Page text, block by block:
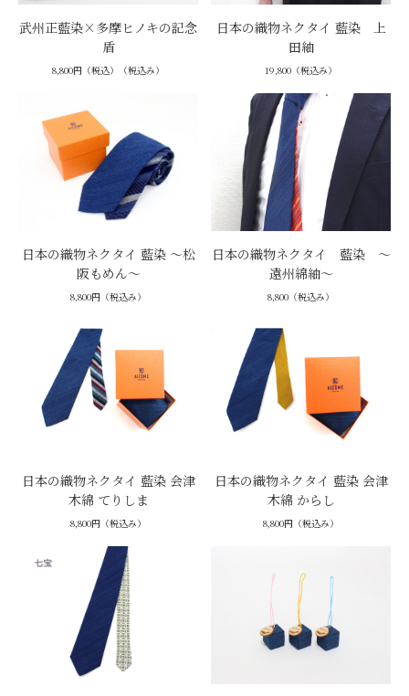
武州正藍染×多摩ヒノキの記念
盾
8,800円（税込）（税込み）
日本の織物ネクタイ 藍染 上
田紬
19,800（税込み）
日本の織物ネクタイ 藍染 ～松
阪もめん～
8,800円（税込み）
日本の織物ネクタイ 藍染 ～
遠州綿紬～
8,800（税込み）
日本の織物ネクタイ 藍染 会津
木綿 てりしま
8,800円（税込み）
日本の織物ネクタイ 藍染 会津
木綿 からし
8,800円（税込み）